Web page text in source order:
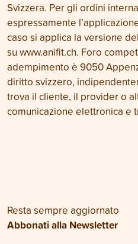
Svizzera. Per gli ordini
espressamente
caso si applica la versione
su www.anifit.ch. Foro
adempimento è 9050
diritto svizzero,
trova il cliente, il provider o
comunicazione elettronica e
Resta sempre aggiornato
Abbonati alla Newsletter